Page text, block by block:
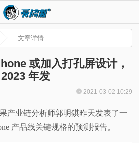
文章详情
或加入打孔屏设计，
年发
2021-03-02 10:29
产业链分析师郭明錤昨天发表了一
产品线关键规格的预测报告。